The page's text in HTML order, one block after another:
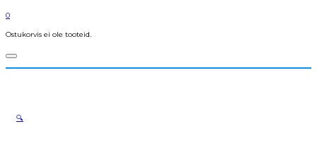
0
Ostukorvis ei ole tooteid.
🔍